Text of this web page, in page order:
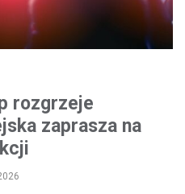
rozgrzeje
zaprasza na